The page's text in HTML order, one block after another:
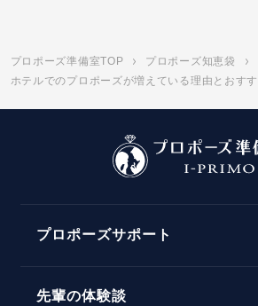
プロポーズ準備室TOP プロポーズ知恵袋
ホテルでのプロポーズが増えている理由とおす
プロポーズサポート
先輩の体験談